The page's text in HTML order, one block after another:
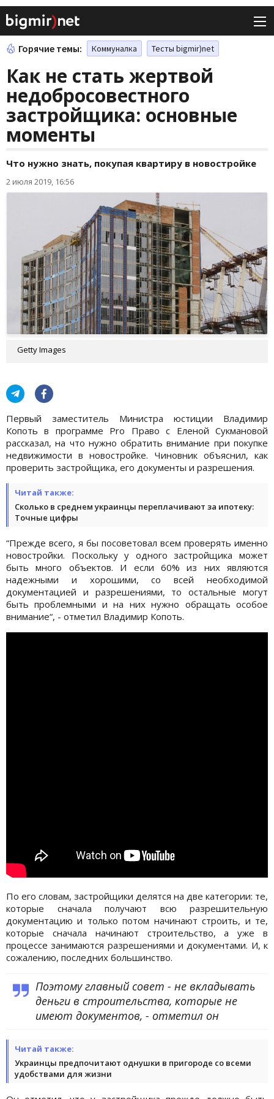
Горячие темы: Коммуналка Тесты bigmir)net
Как не стать жертвой
недобросовестного
застройщика: основные
моменты
Что нужно знать, покупая квартиру в новостройке
2 июля 2019, 16:56
Getty Images
Первый заместитель Министра юстиции Владимир
Копоть в программе Pro Право с Еленой Сукмановой
рассказал, на что нужно обратить внимание при покупке
недвижимости в новостройке. Чиновник объяснил, как
проверить застройщика, его документы и разрешения.
Читай также:
Сколько в среднем украинцы переплачивают за ипотеку:
Точные цифры
“Прежде всего, я бы посоветовал всем проверять именно
новостройки. Поскольку у одного застройщика может
быть много объектов. И если 60% из них являются
надежными и хорошими, со всей необходимой
документацией и разрешениями, то остальные могут
быть проблемными и на них нужно обращать особое
внимание“, - отметил Владимир Копоть.
По его словам, застройщики делятся на две категории: те,
которые сначала получают всю разрешительную
документацию и только потом начинают строить, и те,
которые сначала начинают строительство, а уже в
процессе занимаются разрешениями и документами. И, к
сожалению, последних большинство.
Поэтому главный совет - не вкладывать
деньги в строительства, которые не
имеют документов, - отметил он
Читай также:
Украинцы предпочитают однушки в пригороде со всеми
удобствами для жизни